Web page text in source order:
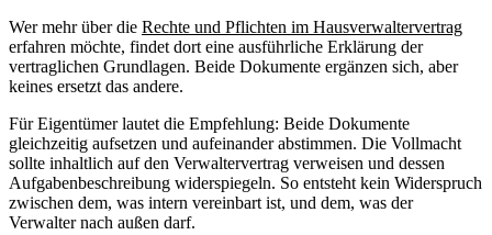
Wer mehr über die Rechte und Pflichten im Hausverwaltervertrag
erfahren möchte, findet dort eine ausführliche Erklärung der
vertraglichen Grundlagen. Beide Dokumente ergänzen sich, aber
keines ersetzt das andere.
Für Eigentümer lautet die Empfehlung: Beide Dokumente
gleichzeitig aufsetzen und aufeinander abstimmen. Die Vollmacht
sollte inhaltlich auf den Verwaltervertrag verweisen und dessen
Aufgabenbeschreibung widerspiegeln. So entsteht kein Widerspruch
zwischen dem, was intern vereinbart ist, und dem, was der
Verwalter nach außen darf.